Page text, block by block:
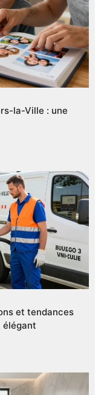
la-Ville : une
et tendances
élégant